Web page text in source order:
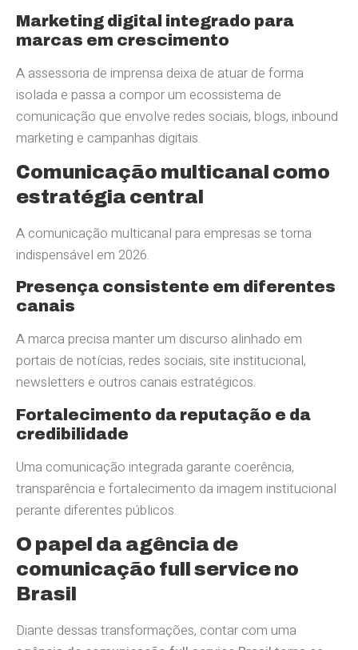
Marketing digital integrado para
marcas em crescimento
A assessoria de imprensa deixa de atuar de forma
isolada e passa a compor um ecossistema de
comunicação que envolve redes sociais, blogs, inbound
marketing e campanhas digitais.
Comunicação multicanal como
estratégia central
A comunicação multicanal para empresas se torna
indispensável em 2026.
Presença consistente em diferentes
canais
A marca precisa manter um discurso alinhado em
portais de notícias, redes sociais, site institucional,
newsletters e outros canais estratégicos.
Fortalecimento da reputação e da
credibilidade
Uma comunicação integrada garante coerência,
transparência e fortalecimento da imagem institucional
perante diferentes públicos.
O papel da agência de
comunicação full service no
Brasil
Diante dessas transformações, contar com uma